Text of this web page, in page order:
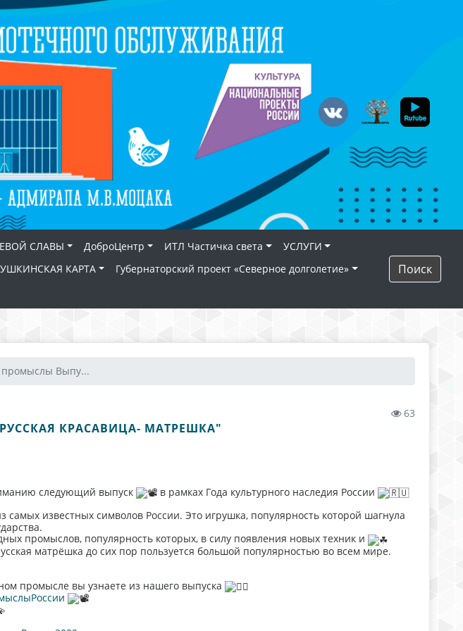
СЛАВЫ ДоброЦентр ИТЛ Частичка света
УСЛУГИ
КАРТА
Губернаторский проект «Северное долголетие»
Поиск
Выпу...
63
КРАСАВИЦА- МАТРЕШКА"
следующий выпуск
в рамках Года культурного наследия России
самых известных символов России. Это игрушка, популярность которой шагнула
промыслов, популярность которых, в силу появления новых техник и
матрёшка до сих пор пользуется большой популярностью во всем мире.
промысле вы узнаете из нашего выпуска